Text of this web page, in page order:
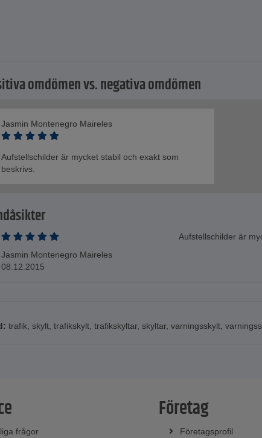
omdömen vs. negativa omdömen
Jasmin Montenegro Maireles
Aufstellschilder är mycket stabil och exakt som
beskrivs.
Jasmin Montenegro Maireles
08.12.2015
Aufstellschilder är
trafik skylt trafikskylt trafikskyltar, skyltar, varningsskylt
frågor
Företag
Företagsprofil